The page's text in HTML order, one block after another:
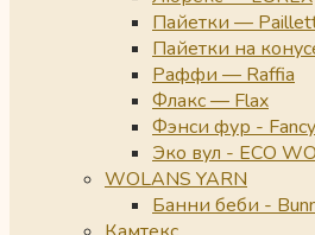
Пайетки —
Пайетки на
Раффи — Raffia
Флакс — Flax
Фэнси фур -
Эко вул - ECO
WOLANS YARN
Банни беби -